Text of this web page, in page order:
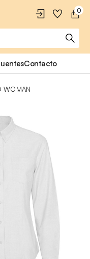
0
Contacto
WOMAN